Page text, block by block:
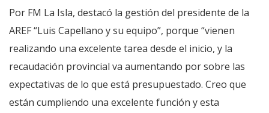
Por FM La Isla, destacó la gestión del presidente de la
AREF “Luis Capellano y su equipo”, porque “vienen
realizando una excelente tarea desde el inicio, y la
recaudación provincial va aumentando por sobre las
expectativas de lo que está presupuestado. Creo que
están cumpliendo una excelente función y esta